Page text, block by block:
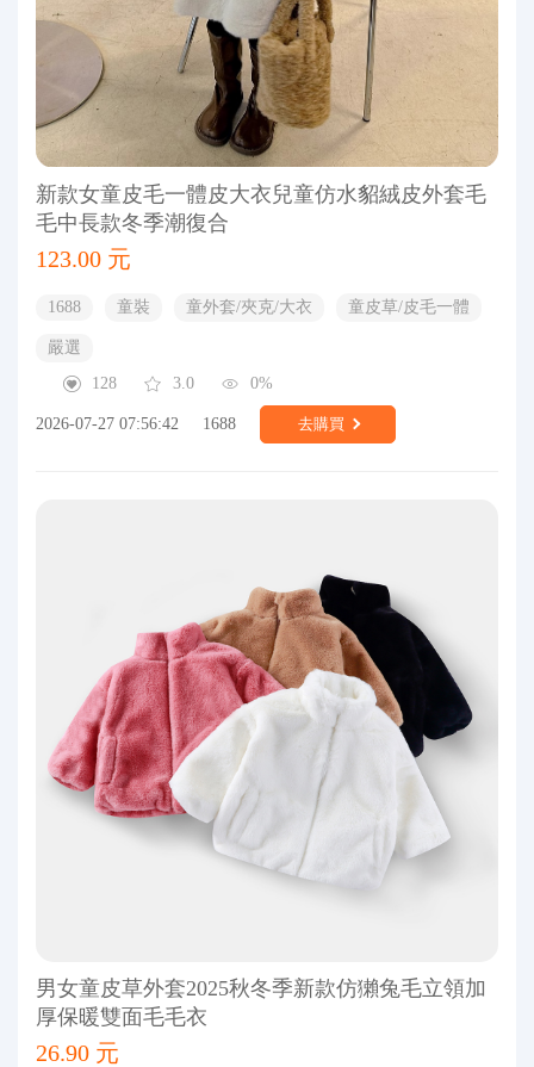
新款女童皮毛一體皮大衣兒童仿水貂絨皮外套毛
毛中長款冬季潮復合
123.00 元
1688 童裝 童外套/夾克/大衣 童皮草/皮毛一體
嚴選
128
3.0 0%
2026-07-27 07:56:42 1688 去購買
男女童皮草外套2025秋冬季新款仿獺兔毛立領加
厚保暖雙面毛毛衣
26.90 元